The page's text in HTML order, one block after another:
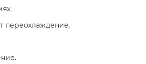
переохлаждение.